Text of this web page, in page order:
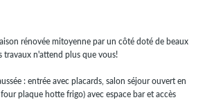
rénovée mitoyenne par un côté doté de beaux
travaux n'attend plus que vous!
: entrée avec placards, salon séjour ouvert en
plaque hotte frigo) avec espace bar et accès